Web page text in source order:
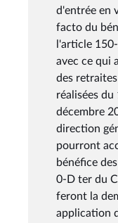
d'entrée en
facto du
l'article
avec ce qui
des
réalisées
décembre
direction
pourront
bénéfice
0-D ter du
feront la
application